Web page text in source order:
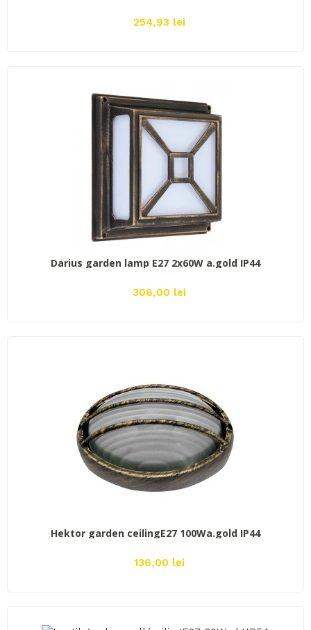
254,93 lei
Darius garden lamp E27 2x60W a.gold IP44
306,00 lei
Hektor garden ceilingE27 100Wa.gold IP44
136,00 lei